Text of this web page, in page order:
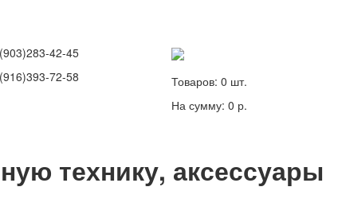
42-45
72-58
Товаров: 0 шт.
На сумму: 0 р.
технику, аксессуары